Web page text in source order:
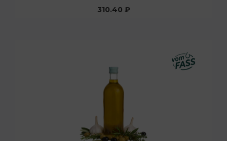
310.40 ₽